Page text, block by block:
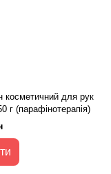
косметичний для рук
г (парафінотерапія)